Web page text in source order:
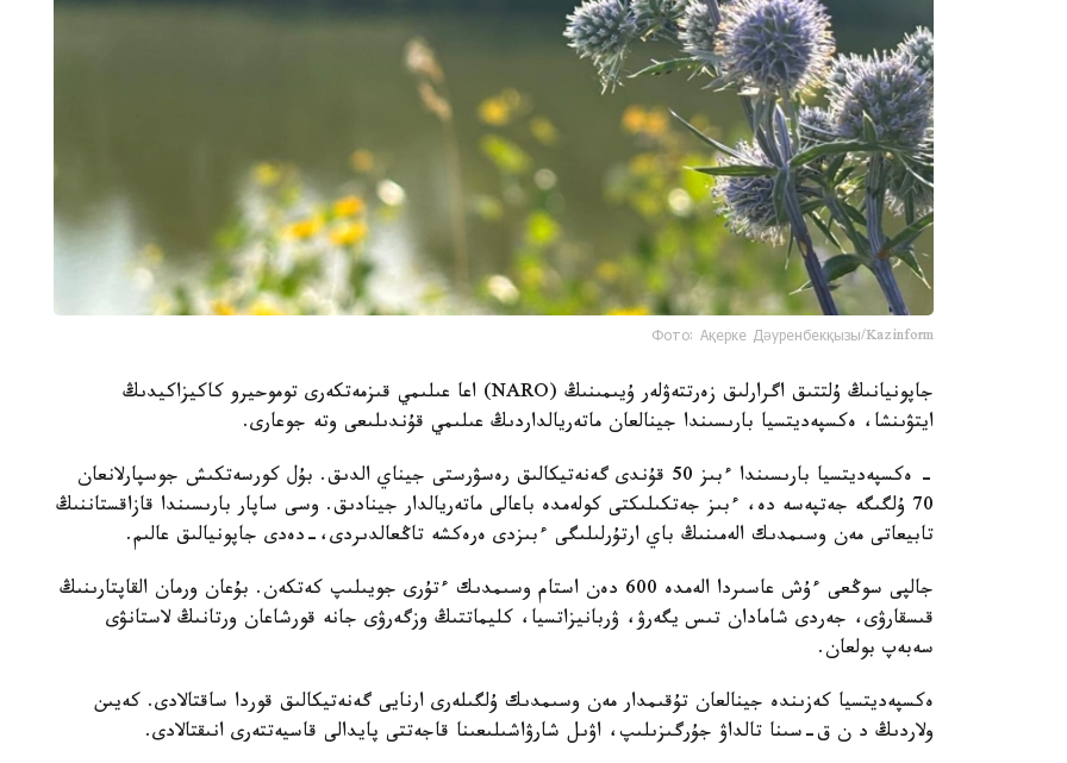
Фото: Ақерке Дәуренбекқызы/Kazinform
جاپونيانىڭ ۇلتتىق اگرارلىق زەرتتەۋلەر ۇيىمىنىڭ (NARO) اعا عىلىمي قىزمەتكەرى توموحيرو كاكيزاكيدىڭ
ايتۋىنشا، ەكسپەديتسيا بارىسىندا جينالعان ماتەريالداردىڭ عىلىمي قۇندىلىعى وتە جوعارى.
- ەكسپەديتسيا بارىسىندا ءبىز 50 قۇندى گەنەتيكالىق رەسۋرستى جيناي الدىق. بۇل كورسەتكىش جوسپارلانعان
70 ۇلگىگە جەتپەسە دە، ءبىز جەتكىلىكتى كولەمدە باعالى ماتەريالدار جينادىق. وسى ساپار بارىسىندا قازاقستاننىڭ
تابيعاتى مەن وسىمدىك الەمىنىڭ باي ارتۇرلىلىگى ءبىزدى ەرەكشە تاڭعالدىردى،-دەدى جاپونيالىق عالىم.
جالپى سوڭعى ءۇش عاسىردا الەمدە 600 دەن استام وسىمدىك ءتۇرى جويىلىپ كەتكەن. بۇعان ورمان القاپتارىنىڭ
قىسقارۋى، جەردى شامادان تىس يگەرۋ، ۋربانيزاتسيا، كليماتتىڭ وزگەرۋى جانە قورشاعان ورتانىڭ لاستانۋى
سەبەپ بولعان.
ەكسپەديتسيا كەزىندە جينالعان تۇقىمدار مەن وسىمدىك ۇلگىلەرى ارنايى گەنەتيكالىق قوردا ساقتالادى. كەيىن
ولاردىڭ د ن ق-سىنا تالداۋ جۇرگىزىلىپ، اۋىل شارۋاشىلىعىنا قاجەتتى پايدالى قاسيەتتەرى انىقتالادى.